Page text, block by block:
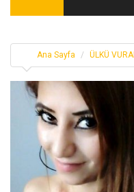
Ana Sayfa ÜLKÜ